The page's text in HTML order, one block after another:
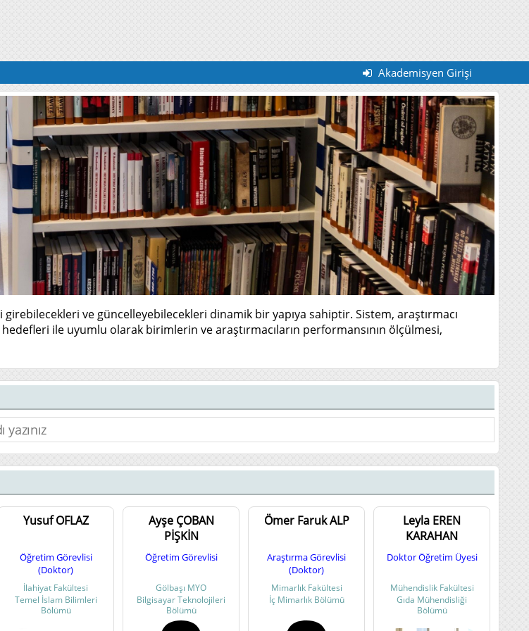
Akademisyen Girişi
ve güncelleyebilecekleri dinamik bir yapıya sahiptir. Sistem, araştırmacı
ile uyumlu olarak birimlerin ve araştırmacıların performansının ölçülmesi,
Yusuf OFLAZ
Öğretim Görevlisi
(Doktor)
İlahiyat Fakültesi
Temel İslam Bilimleri
Bölümü
Ayşe ÇOBAN
PİŞKİN
Öğretim Görevlisi
Gölbaşı MYO
Bilgisayar Teknolojileri
Bölümü
Ömer Faruk ALP
Araştırma Görevlisi
(Doktor)
Mimarlık Fakültesi
İç Mimarlık Bölümü
Leyla EREN
KARAHAN
Doktor Öğretim Üyesi
Mühendislik Fakültesi
Gıda Mühendisliği
Bölümü